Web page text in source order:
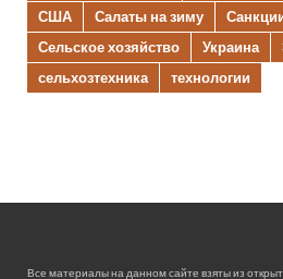
США
Салаты на зиму
Сельское хозяйство
Украина
сельхозтехника
технологии
Все материалы на данном сайте взяты из